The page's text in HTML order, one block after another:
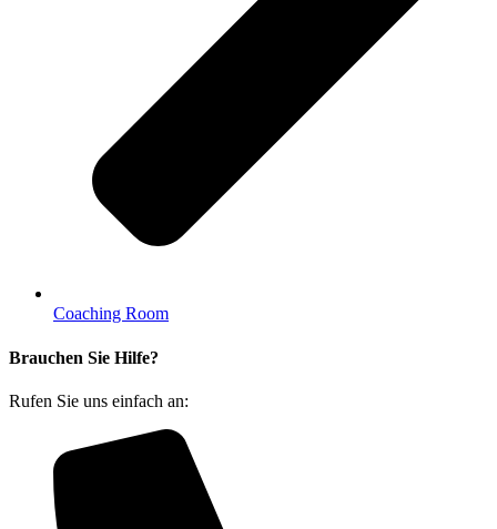
Coaching Room
Brauchen Sie Hilfe?
Rufen Sie uns einfach an: